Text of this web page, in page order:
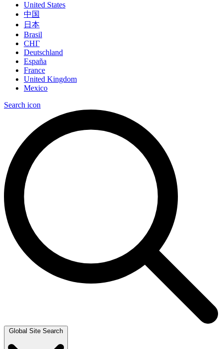
United States
中国
日本
Brasil
СНГ
Deutschland
España
France
United Kingdom
Mexico
Search icon
Global Site Search